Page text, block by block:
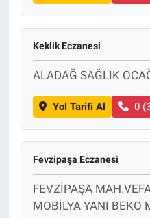
Keklik Eczanesi
ALADAĞ SAĞLIK
Yol Tarifi Al 0
Fevzipaşa Eczanesi
FEVZİPAŞA
MOBİLYA YANI BEKO